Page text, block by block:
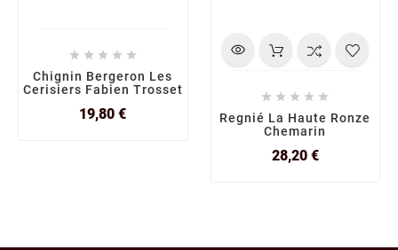
    
Chignin Bergeron Les
Cerisiers Fabien Trosset
19,80 €Prix
    
Regnié La Haute Ronze
Chemarin
28,20 €Prix